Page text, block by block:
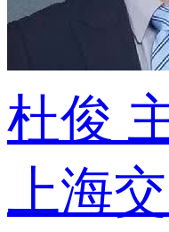
杜俊
上海